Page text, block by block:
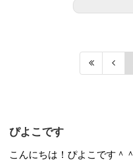
ぴよこです
こんにちは！ぴよこです＾＾